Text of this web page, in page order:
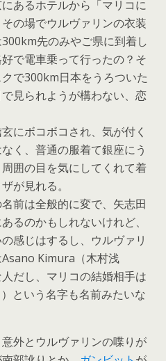
あるホテルから「マリコに
の場でウルヴァリンの衣装
先のみやご県に到着し
で電車乗って行ったの？そ
で300km日本をうろついた
見られようが構わない、恋
にボコボコされ、気が付く
く、普通の服着て銀座にう
囲の目を気にしてくれて着
が見れる。
前は全般的に変で、矢志田
るのかもしれないけれど、
感じはするし、ウルヴァリ
Kimura（木村浅
だし、マリコの結婚相手は
という名字も名前みたいな
外とウルヴァリンの喋りが